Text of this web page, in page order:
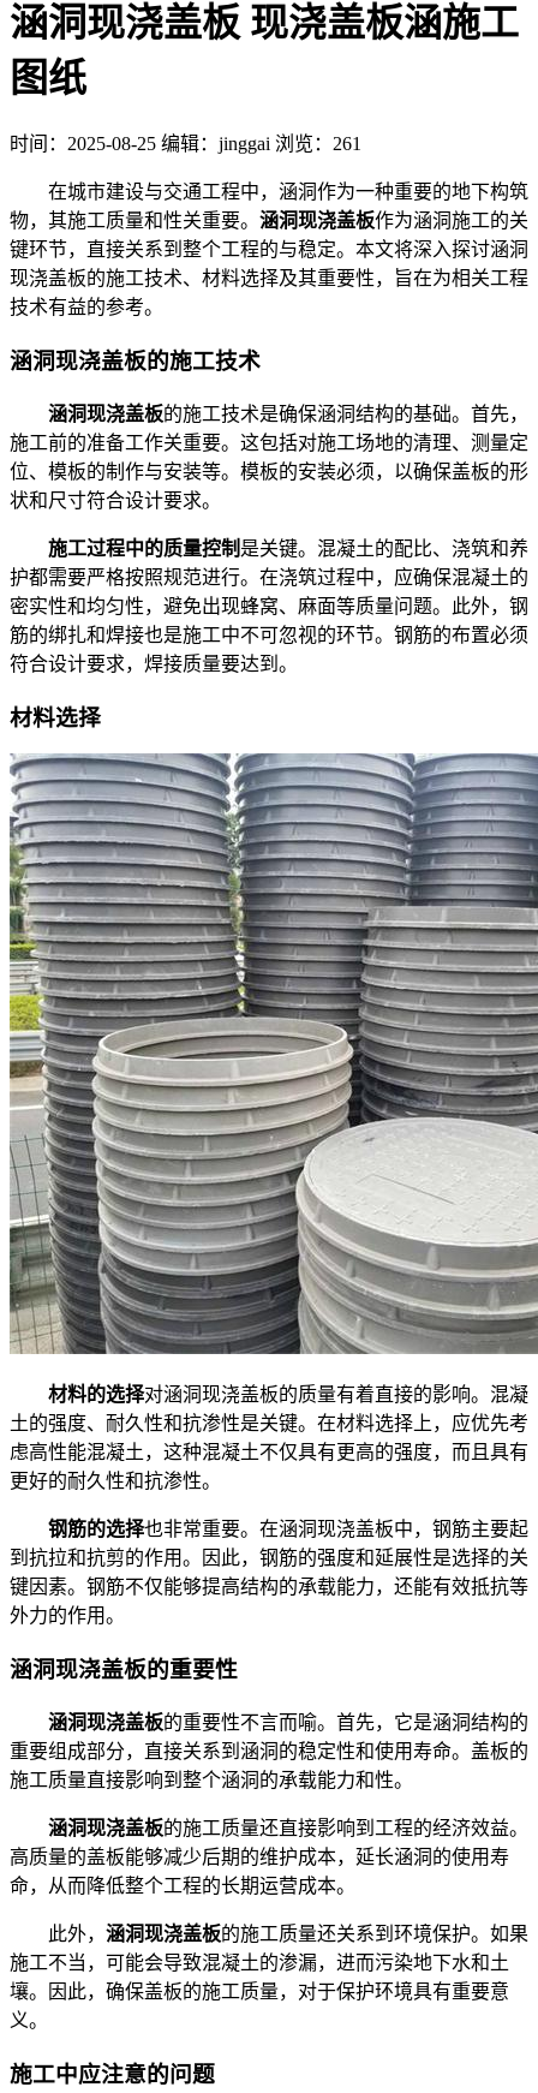
涵洞现浇盖板 现浇盖板涵施工
图纸
时间： 2025-08-25 编辑：jinggai 浏览：261
在城市建设与交通工程中，涵洞作为一种重要的地下构筑
物，其施工质量和性关重要。 涵洞现浇盖板作为涵洞施工的关
键环节，直接关系到整个工程的与稳定。本文将深入探讨涵洞
现浇盖板的施工技术、材料选择及其重要性，旨在为相关工程
技术有益的参考。
涵洞现浇盖板的施工技术
涵洞现浇盖板的施工技术是确保涵洞结构的基础。首先，
施工前的准备工作关重要。这包括对施工场地的清理、测量定
位、模板的制作与安装等。模板的安装必须，以确保盖板的形
状和尺寸符合设计要求。
施工过程中的质量控制 是关键。混凝土的配比、浇筑和养
护都需要严格按照规范进行。在浇筑过程中，应确保混凝土的
密实性和均匀性，避免出现蜂窝、麻面等质量问题。此外，钢
筋的绑扎和焊接也是施工中不可忽视的环节。钢筋的布置必须
符合设计要求，焊接质量要达到。
材料选择
材料的选择对涵洞现浇盖板的质量有着直接的影响。混凝
土的强度、耐久性和抗渗性是关键。在材料选择上，应优先考
虑高性能混凝土，这种混凝土不仅具有更高的强度，而且具有
更好的耐久性和抗渗性。
钢筋的选择也非常重要。在涵洞现浇盖板中，钢筋主要起
到抗拉和抗剪的作用。因此，钢筋的强度和延展性是选择的关
键因素。钢筋不仅能够提高结构的承载能力，还能有效抵抗等
外力的作用。
涵洞现浇盖板的重要性
涵洞现浇盖板的重要性不言而喻。首先，它是涵洞结构的
重要组成部分，直接关系到涵洞的稳定性和使用寿命。盖板的
施工质量直接影响到整个涵洞的承载能力和性。
涵洞现浇盖板的施工质量还直接影响到工程的经济效益。
高质量的盖板能够减少后期的维护成本，延长涵洞的使用寿
命，从而降低整个工程的长期运营成本。
此外， 涵洞现浇盖板的施工质量还关系到环境保护。如果
施工不当，可能会导致混凝土的渗漏，进而污染地下水和土
壤。因此，确保盖板的施工质量，对于保护环境具有重要意
义。
施工中应注意的问题